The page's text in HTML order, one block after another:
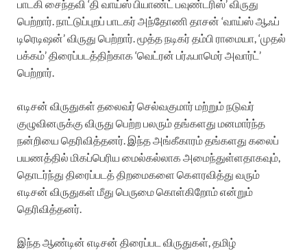
பாடகி சைந்தவி ‘தி வாய்ஸ் பியாண்ட் பவுண்டரிஸ்’ விருது
பெற்றார். நாட்டுப்புறப் பாடகர் அந்தோணி தாசன் ‘வாய்ஸ் ஆஃப்
டிரெடிஷன்’ விருது பெற்றார். மூத்த நடிகர் தம்பி ராமையா, ‘முதல்
பக்கம்’ திரைப்படத்திற்காக ‘வெட்ரன் பர்ஃபாமெர் அவார்ட்’
பெற்றார்.
எடிசன் விருதுகள் தலைவர் செல்வகுமார் மற்றும் நடுவர்
குழுவினருக்கு விருது பெற்ற பலரும் தங்களது மனமார்ந்த
நன்றியை தெரிவித்தனர். இந்த அங்கீகாரம் தங்களது கலைப்
பயணத்தில் மிகப்பெரிய மைல்கல்லாக அமைந்துள்ளதாகவும்,
தொடர்ந்து திரைப்படத் திறமைகளை கௌரவித்து வரும்
எடிசன் விருதுகள் மீது பெருமை கொள்கிறோம் என்றும்
தெரிவித்தனர்.
இந்த ஆண்டின் எடிசன் திரைப்பட விருதுகள், தமிழ்